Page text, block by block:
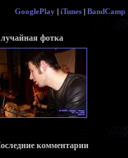
GooglePlay| iTunes| BandCamp
фотка
комментарии